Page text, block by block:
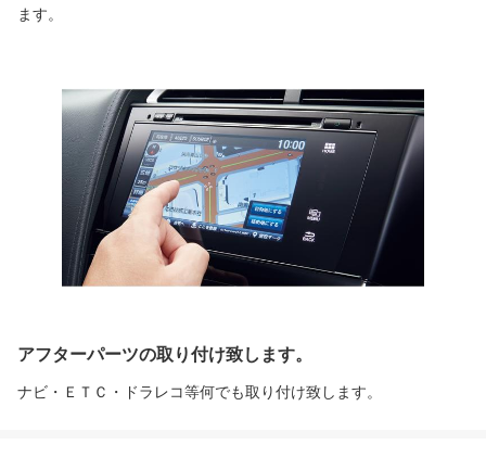
ます。
アフターパーツの取り付け致します。
ナビ・ＥＴＣ・ドラレコ等何でも取り付け致します。